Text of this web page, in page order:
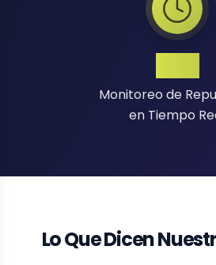
Monitoreo de
en Tiempo
Lo Que Dicen